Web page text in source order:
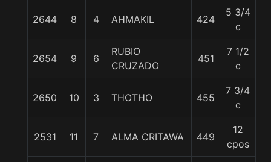
2644 8 4 AHMAKIL 424
5 3/4
c
2654 9 6
RUBIO
CRUZADO
451
7 1/2
c
2650 10 3 THOTHO 455
7 3/4
c
2531 11 7 ALMA CRITAWA 449
12
cpos